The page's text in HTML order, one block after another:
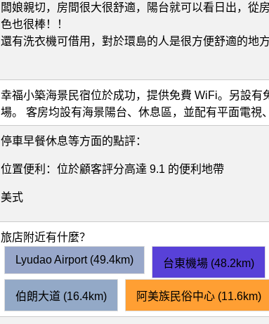
闆娘親切，房間很大很舒適，陽台就可以看日出，從
色也很棒！！
還有洗衣機可借用，對於環島的人是很方便舒適的地
幸福小築海景民宿位於成功，提供免費 WiFi。另設有
場。 客房均設有海景陽台、休息區，並配有平面電視、
停車早餐休息等方面的點評：
位置便利：位於顧客評分高達 9.1 的便利地帶
美式
旅店附近有什麼？
Lyudao Airport (49.4km)
台東機場 (48.2km)
伯朗大道 (16.4km) 阿美族民俗中心 (11.6km)